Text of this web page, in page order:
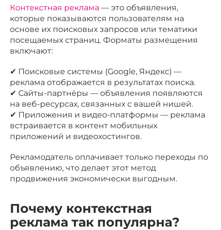
Контекстная реклама — это объявления,
которые показываются пользователям на
основе их поисковых запросов или тематики
посещаемых страниц. Форматы размещения
включают:
✔ Поисковые системы (Google, Яндекс) —
реклама отображается в результатах поиска.
✔ Сайты-партнёры — объявления появляются
на веб-ресурсах, связанных с вашей нишей.
✔ Приложения и видео-платформы — реклама
встраивается в контент мобильных
приложений и видеохостингов.
Рекламодатель оплачивает только переходы по
объявлению, что делает этот метод
продвижения экономически выгодным.
Почему контекстная
реклама так популярна?